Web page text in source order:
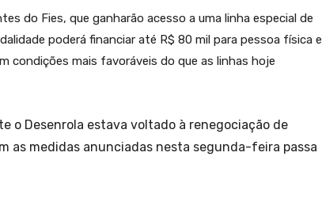
do Fies, que ganharão acesso a uma linha especial de
poderá financiar até R$ 80 mil para pessoa física e
condições mais favoráveis do que as linhas hoje
o Desenrola estava voltado à renegociação de
as medidas anunciadas nesta segunda-feira passa